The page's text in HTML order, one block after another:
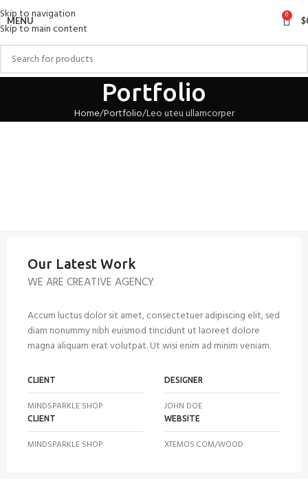
Skip to navigation
Skip to main content
MENU 0 $
Portfolio
Home Portfolio Leo uteu ullamcorper
Our Latest Work
WE ARE CREATIVE AGENCY
Accum luctus dolor sit amet, consectetuer adipiscing elit, sed
diam nonummy nibh euismod tincidunt ut laoreet dolore
magna aliquam erat volutpat. Ut wisi enim ad minim veniam.
CLIENT
MINDSPARKLE SHOP
DESIGNER
JOHN DOE
CLIENT
MINDSPARKLE SHOP
WEBSITE
XTEMOS.COM/WOOD